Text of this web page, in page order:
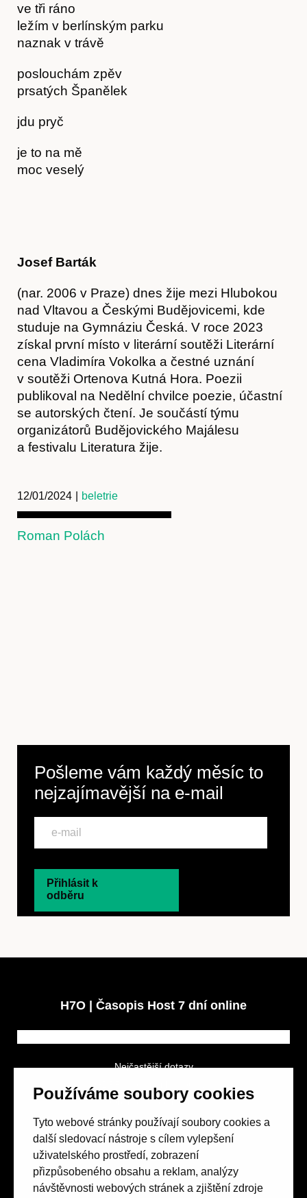
Používáme soubory cookies
Tyto webové stránky používají soubory cookies a
další sledovací nástroje s cílem vylepšení
uživatelského prostředí, zobrazení
přizpůsobeného obsahu a reklam, analýzy
návštěvnosti webových stránek a zjištění zdroje
ve tři ráno
ležím v berlínským parku
naznak v trávě
poslouchám zpěv
prsatých Španělek
jdu pryč
je to na mě
moc veselý
Josef Barták
(nar. 2006 v Praze) dnes žije mezi Hlubokou
nad Vltavou a Českými Budějovicemi, kde
studuje na Gymnáziu Česká. V roce 2023
získal první místo v literární soutěži Literární
cena Vladimíra Vokolka a čestné uznání
v soutěži Ortenova Kutná Hora. Poezii
publikoval na Nedělní chvilce poezie, účastní
se autorských čtení. Je součástí týmu
organizátorů Budějovického Majálesu
a festivalu Literatura žije.
12/01/2024 beletrie
Roman Polách
Pošleme vám každý měsíc to
nejzajímavější na e-mail
Přihlásit k
odběru
H7O | Časopis Host 7 dní online
Nejčastější dotazy
Obchodní podmínky